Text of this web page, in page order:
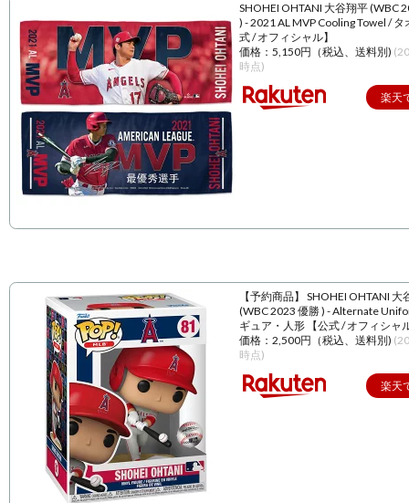
SHOHEI OHTANI 大谷翔平 (WBC
) - 2021 AL MVP Cooling Towel / タ
式 / オフィシャル】
価格：5,150円（税込、送料別)
時点)
楽天
【予約商品】 SHOHEI OHTANI 大
(WBC 2023 優勝 ) - Alternate
ギュア・人形 【公式 / オフィシャ
価格：2,500円（税込、送料別)
時点)
楽天